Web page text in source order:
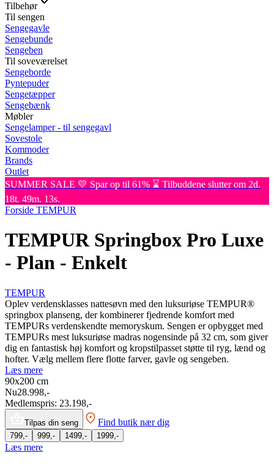
Tilbehør
Til sengen
Sengegavle
Sengebunde
Sengeben
Til soveværelset
Sengeborde
Pyntepuder
Sengetæpper
Sengebænk
Møbler
Sengelamper - til sengegavl
Sovestole
Kommoder
Brands
Outlet
SUMMER SALE 💛 Spar op til 61% ⌛ Tilbuddene slutter om 2d.
18t. 49m. 13s.
Forside TEMPUR
TEMPUR Springbox Pro Luxe
- Plan - Enkelt
TEMPUR
Oplev verdensklasses nattesøvn med den luksuriøse TEMPUR®
springbox planseng, der kombinerer fjedrende komfort med
TEMPURs verdenskendte memoryskum. Sengen er opbygget med
TEMPURs mest luksuriøse madras nogensinde på 32 cm, som giver
dig en fantastisk høj komfort og kropstilpasset støtte til ryg, lænd og
hofter. Vælg mellem flere flotte farver, gavle og sengeben.
Læs mere
90x200 cm
Nu28.998,-
Medlemspris: 23.198,-
Tilpas din seng Find butik nær dig
799,- 999,- 1499,- 1999,-
Læs mere